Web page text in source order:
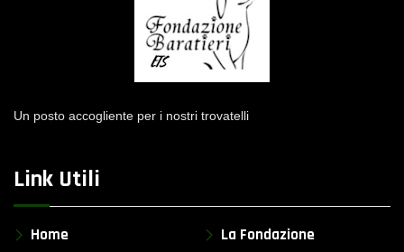
Un posto accogliente per i nostri trovatelli
Link Utili
Home
La Fondazione